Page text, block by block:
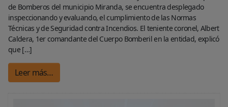
de Bomberos del municipio Miranda, se encuentra desplegado
inspeccionando y evaluando, el cumplimiento de las Normas
Técnicas y de Seguridad contra Incendios. El teniente coronel, Albert
Caldera, 1er comandante del Cuerpo Bomberil en la entidad, explicó
que […]
Leer más…